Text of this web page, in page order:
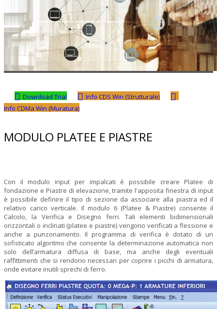
Download Trial
Info CDS Win (Strutturale)
Info CDMa Win (Muratura)
MODULO PLATEE E PIASTRE
Con il modulo input per impalcati è possibile creare Platee di
fondazione e Piastre di elevazione, tramite l'apposita finestra di input
è possibile definire il tipo di sezione da associare alla piastra ed il
relativo carico verticale. Il modulo 6 (Platee & Piastre) consente il
Calcolo, la Verifica e Disegno ferri. Tali elementi bidimensionali
orizzontali o inclinati (platee e piastre) vengono verificati a flessione e
anche a punzonamento. Il programma di verifica è dotato di un
sofisticato algoritmo che consente la determinazione automatica non
solo dell’armatura diffusa di base, ma anche degli eventuali
raffittimenti che si rendono necessari per coprire i picchi di armatura,
onde evitare inutili sprechi di ferro.